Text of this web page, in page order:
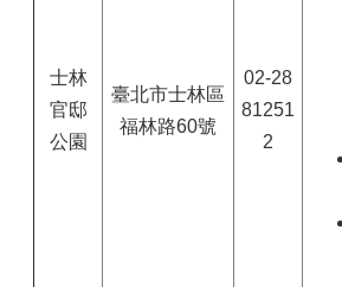
士林
官邸
公園
臺北市士林區
福林路60號
02-28
81251
2